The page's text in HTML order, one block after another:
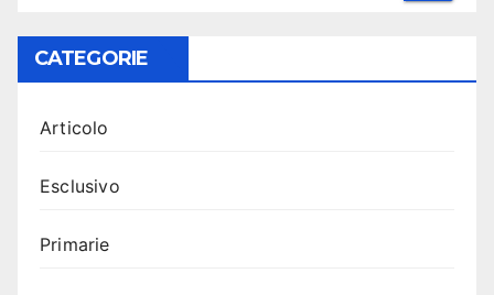
CATEGORIE
Articolo
Esclusivo
Primarie